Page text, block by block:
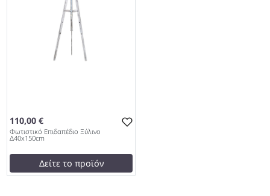
110,00 €
Φωτιστικό Επιδαπέδιο Ξύλινο
Δ40x150cm
Δείτε το προϊόν
141,36 €